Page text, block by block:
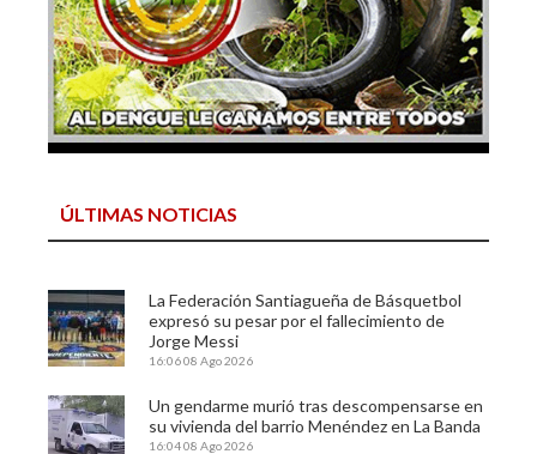
ÚLTIMAS NOTICIAS
La Federación Santiagueña de Básquetbol
expresó su pesar por el fallecimiento de
Jorge Messi
16:0608 Ago 2026
Un gendarme murió tras descompensarse en
su vivienda del barrio Menéndez en La Banda
16:0408 Ago 2026